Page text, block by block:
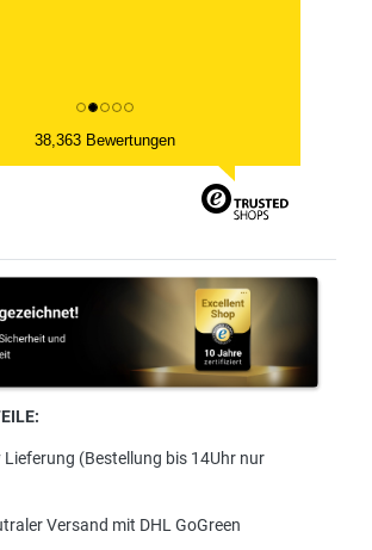
38,363 Bewertungen
Lieferung (Bestellung bis 14Uhr nur
Versand mit DHL GoGreen